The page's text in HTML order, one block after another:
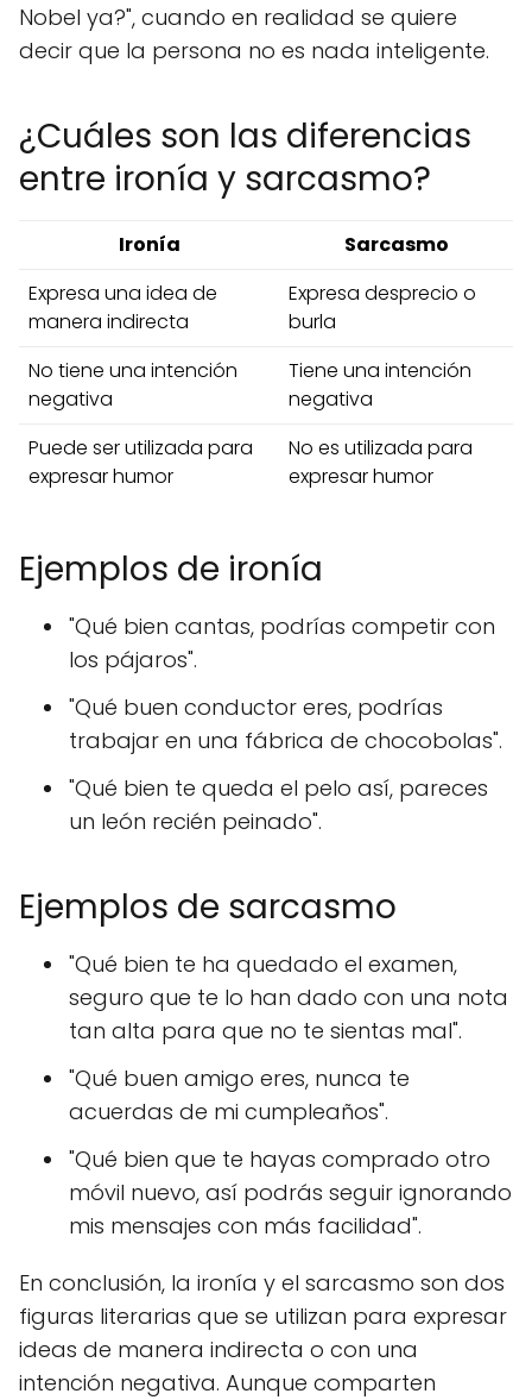
Nobel ya?", cuando en realidad se quiere
decir que la persona no es nada inteligente.
¿Cuáles son las diferencias
entre ironía y sarcasmo?
Ironía
Sarcasmo
Expresa una idea de
manera indirecta
Expresa desprecio o
burla
No tiene una intención
negativa
Tiene una intención
negativa
Puede ser utilizada para
expresar humor
No es utilizada para
expresar humor
Ejemplos de ironía
"Qué bien cantas, podrías competir con
los pájaros".
"Qué buen conductor eres, podrías
trabajar en una fábrica de chocobolas".
"Qué bien te queda el pelo así, pareces
un león recién peinado".
Ejemplos de sarcasmo
"Qué bien te ha quedado el examen,
seguro que te lo han dado con una nota
tan alta para que no te sientas mal".
"Qué buen amigo eres, nunca te
acuerdas de mi cumpleaños".
"Qué bien que te hayas comprado otro
móvil nuevo, así podrás seguir ignorando
mis mensajes con más facilidad".
En conclusión, la ironía y el sarcasmo son dos
figuras literarias que se utilizan para expresar
ideas de manera indirecta o con una
intención negativa. Aunque comparten